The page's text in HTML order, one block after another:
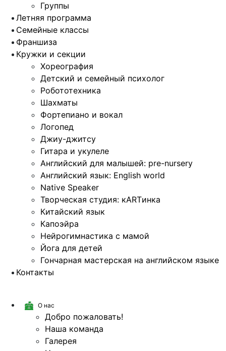
Группы
Летняя программа
Семейные классы
Франшиза
Кружки и секции
Хореография
Детский и семейный психолог
Робототехника
Шахматы
Фортепиано и вокал
Логопед
Джиу-джитсу
Гитара и укулеле
Английский для малышей: pre-nursery
Английский язык: English world
Native Speaker
Творческая студия: кARTинка
Китайский язык
Капоэйра
Нейрогимнастика с мамой
Йога для детей
Гончарная мастерская на английском языке
Контакты
О нас
Добро пожаловать!
Наша команда
Галерея